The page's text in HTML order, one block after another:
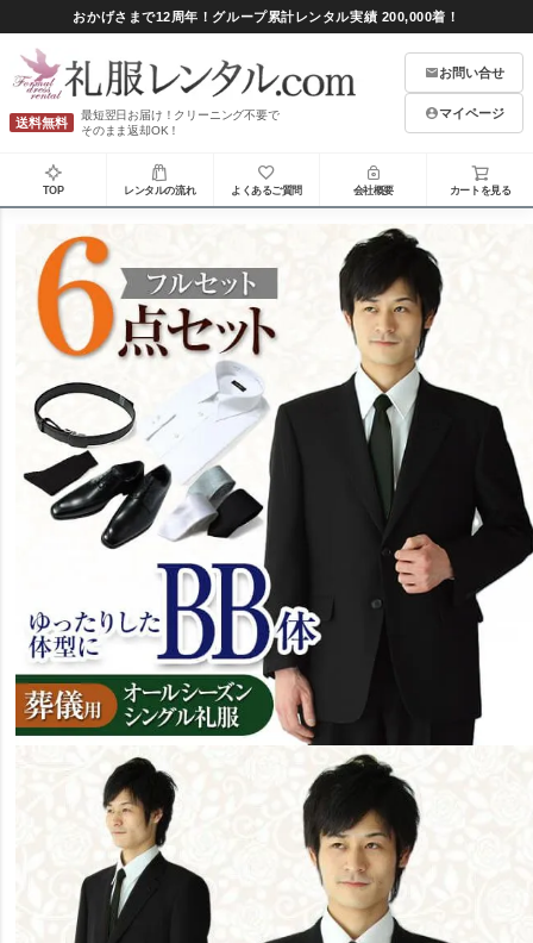
おかげさまで12周年！グループ累計レンタル実績 200,000着！
送料無料
最短翌日お届け！クリーニング不要で
そのまま返却OK！
お問い合せ
マイページ
TOP レンタルの流れ よくあるご質問 会社概要 カートを見る